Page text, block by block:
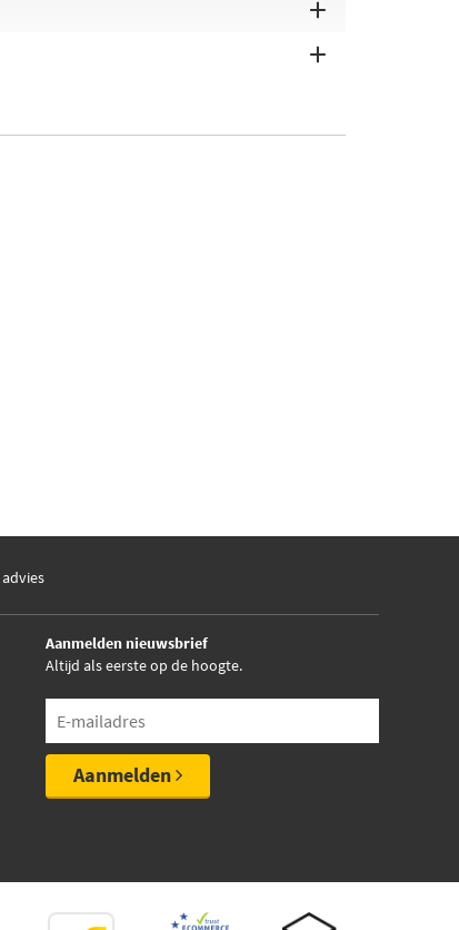
advies
Aanmelden nieuwsbrief
Altijd als eerste op de hoogte.
Aanmelden